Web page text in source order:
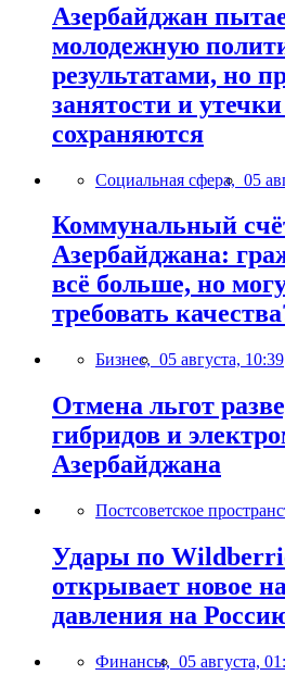
Азербайджан
молодежную
результатами, но
занятости и
сохраняются
Социальная сфера, 05
Коммунальный
Азербайджана:
всё больше, но
требовать
Бизнес, 05 августа, 10:39
Отмена льгот
гибридов и
Азербайджана
Постсоветское
Удары по
открывает новое
давления на
Финансы, 05 августа,